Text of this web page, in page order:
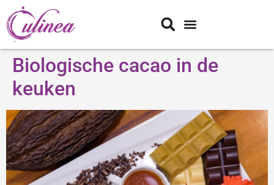
Biologische cacao in de
keuken